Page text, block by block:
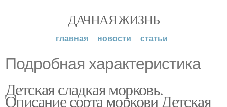
ДАЧНАЯ ЖИЗНЬ
главная новости статьи
Подробная характеристика
Детская сладкая морковь.
Описание сорта моркови Детская